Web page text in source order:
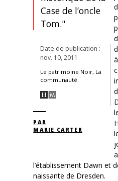
Case de l’oncle
Tom."
Date de publication :
nov. 10, 2011
Le patrimoine Noir, La
communauté
PAR
MARIE CARTER
l’établissement Dawn et
naissante de Dresden.